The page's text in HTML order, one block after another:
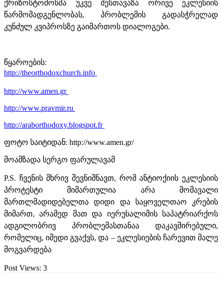
ქრიზოსტომოსმა უკვე შესთავაზა ორივე ეკლესიის
წარმომადგენლობას, პრობლემის გადასჭრელად
კუნძულ კვიპროსზე გაიმართოს დიალოგები.
წყაროების:
http://theorthodoxchurch.info
http://www.amen.gr
http://www.pravmir.ru
http://araborthodoxy.blogspot.fr
ფოტო საიტიდან: http://www.amen.gr/
მოამზადა სერგო ფარულავამ
P.S. ჩვენის მხრივ შევნიშნავთ, რომ ანტიოქიის ეკლესიის
პროტესტი მიმართულია არა მომავალი
მართლმადიდებელთა დიდი და საყოველთაო კრების
მიმართ, არამედ მათ და იერუსალიმის საპატრიარქოს
ადგილობრივ პრობლემასთანაა დაკავშირებული,
რომელიც, იმედი გვაქვს, და – ეკლესიების ჩარევით მალე
მოგვარდება
Post Views: 3